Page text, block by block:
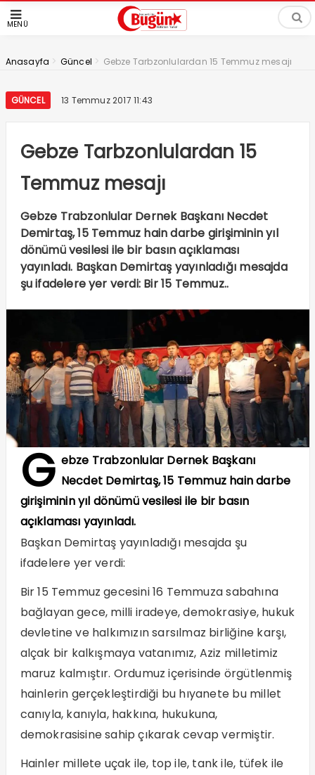
MENÜ
Anasayfa > Güncel > Gebze Tarbzonlulardan 15 Temmuz mesajı
GÜNCEL 13 Temmuz 2017 11:43
Gebze Tarbzonlulardan 15
Temmuz mesajı
Gebze Trabzonlular Dernek Başkanı Necdet
Demirtaş, 15 Temmuz hain darbe girişiminin yıl
dönümü vesilesi ile bir basın açıklaması
yayınladı. Başkan Demirtaş yayınladığı mesajda
şu ifadelere yer verdi: Bir 15 Temmuz..
G ebze Trabzonlular Dernek Başkanı
Necdet Demirtaş, 15 Temmuz hain darbe
girişiminin yıl dönümü vesilesi ile bir basın
açıklaması yayınladı.
Başkan Demirtaş yayınladığı mesajda şu
ifadelere yer verdi:
Bir 15 Temmuz gecesini 16 Temmuza sabahına
bağlayan gece, milli iradeye, demokrasiye, hukuk
devletine ve halkımızın sarsılmaz birliğine karşı,
alçak bir kalkışmaya vatanımız, Aziz milletimiz
maruz kalmıştır. Ordumuz içerisinde örgütlenmiş
hainlerin gerçekleştirdiği bu hıyanete bu millet
canıyla, kanıyla, hakkına, hukukuna,
demokrasisine sahip çıkarak cevap vermiştir.
Hainler millete uçak ile, top ile, tank ile, tüfek ile